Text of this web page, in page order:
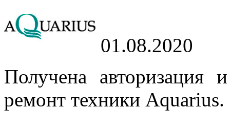
01.08.2020
Получена авторизация
ремонт техники Aquarius.